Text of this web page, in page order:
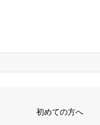
初めての方へ